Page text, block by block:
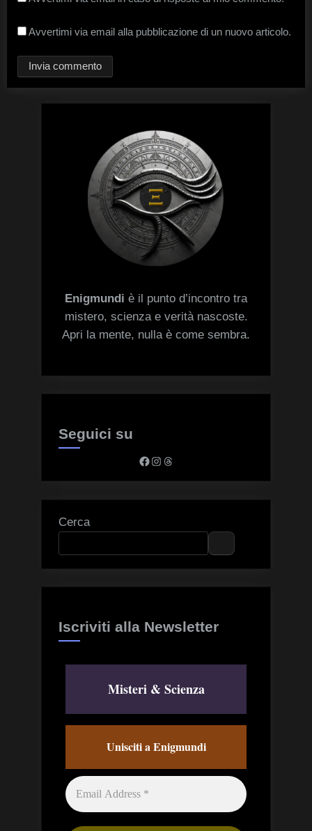
Avvertimi via email alla pubblicazione di un nuovo articolo.
Enigmundi è il punto d’incontro tra
mistero, scienza e verità nascoste.
Apri la mente, nulla è come sembra.
Seguici su
Facebook
Instagram
Threads
Cerca
Iscriviti alla Newsletter
Misteri & Scienza
Unisciti a Enigmundi